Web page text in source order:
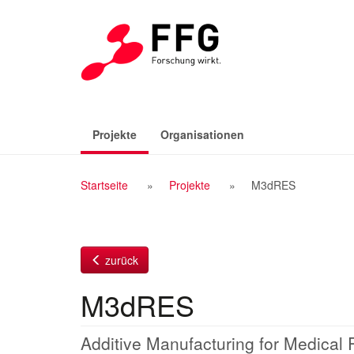
Projekte(aktiv)Organisationen
Breadcrumb
Startseite Projekte M3dRES
zurück
M3dRES
Additive Manufacturing for Medical